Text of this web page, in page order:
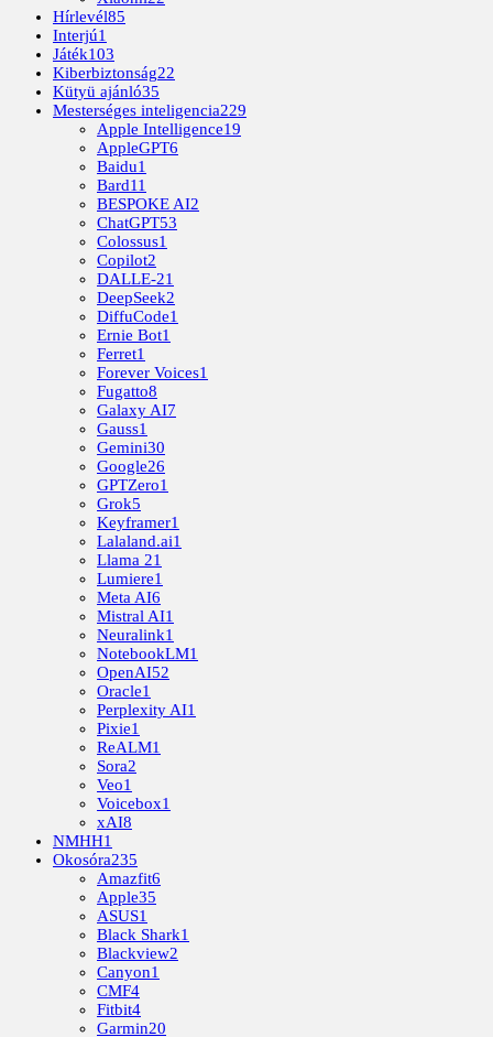
Hírlevél85
Interjú1
Játék103
Kiberbiztonság22
Kütyü ajánló35
Mesterséges inteligencia229
Apple Intelligence19
AppleGPT6
Baidu1
Bard11
BESPOKE AI2
ChatGPT53
Colossus1
Copilot2
DALLE-21
DeepSeek2
DiffuCode1
Ernie Bot1
Ferret1
Forever Voices1
Fugatto8
Galaxy AI7
Gauss1
Gemini30
Google26
GPTZero1
Grok5
Keyframer1
Lalaland.ai1
Llama 21
Lumiere1
Meta AI6
Mistral AI1
Neuralink1
NotebookLM1
OpenAI52
Oracle1
Perplexity AI1
Pixie1
ReALM1
Sora2
Veo1
Voicebox1
xAI8
NMHH1
Okosóra235
Amazfit6
Apple35
ASUS1
Black Shark1
Blackview2
Canyon1
CMF4
Fitbit4
Garmin20